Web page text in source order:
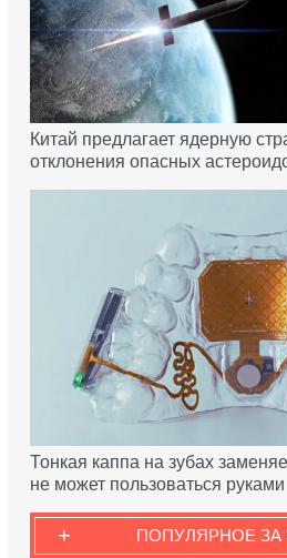
Китай предлагает ядерную
отклонения опасных
Тонкая каппа на зубах
не может пользоваться руками
ПОПУЛЯРНОЕ
+